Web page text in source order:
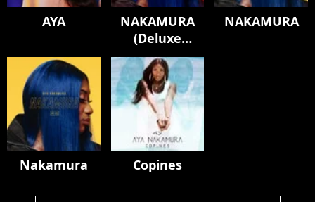
AYA
NAKAMURA
(Deluxe
Edition)
NAKAMURA
Nakamura Copines